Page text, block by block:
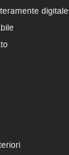
digitale